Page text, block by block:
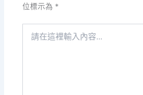
位標示為 *